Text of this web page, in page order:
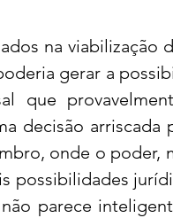
na viabilização
gerar a
que
decisão arriscada
onde o poder,
possibilidades
parece